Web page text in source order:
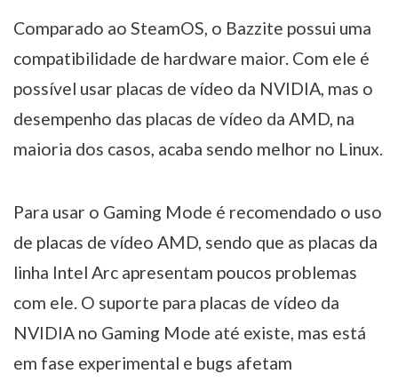
Comparado ao SteamOS, o Bazzite possui uma
compatibilidade de hardware maior. Com ele é
possível usar placas de vídeo da NVIDIA, mas o
desempenho das placas de vídeo da AMD, na
maioria dos casos, acaba sendo melhor no Linux.
Para usar o Gaming Mode é recomendado o uso
de placas de vídeo AMD, sendo que as placas da
linha Intel Arc apresentam poucos problemas
com ele. O suporte para placas de vídeo da
NVIDIA no Gaming Mode até existe, mas está
em fase experimental e bugs afetam